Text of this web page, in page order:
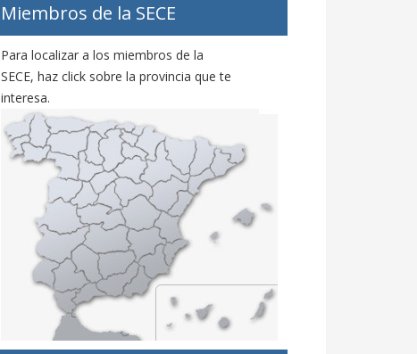
Miembros de la SECE
Para localizar a los miembros de la
SECE, haz click sobre la provincia que te
interesa.